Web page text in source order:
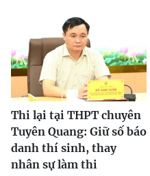
Thi lại tại THPT chuyên
Tuyên Quang: Giữ số báo
danh thí sinh, thay
nhân sự làm thi